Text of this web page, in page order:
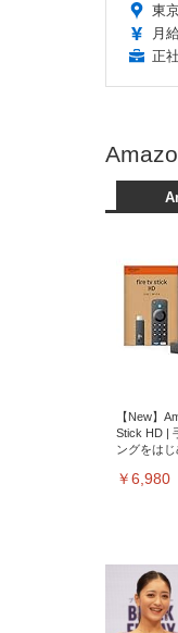
東
月
正
【New】
Stick HD |
ングをはじ
￥6,980